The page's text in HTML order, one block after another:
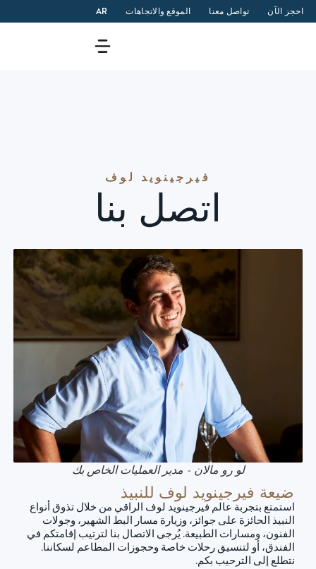
احجز الآن تواصل معنا الموقع والاتجاهات AR
فيرجينويد لوف
اتصل بنا
لو رو مالان - مدير العمليات الخاص بك
ضيعة فيرجينويد لوف للنبيذ
استمتع بتجربة عالم فيرجينويد لوف الراقي من خلال تذوق أنواع
النبيذ الحائزة على جوائز، وزيارة مسار البط الشهير، وجولات
الفنون، ومسارات الطبيعة. يُرجى الاتصال بنا لترتيب إقامتكم في
الفندق، أو لتنسيق رحلات خاصة وحجوزات المطاعم لسكاننا.
نتطلع إلى الترحيب بكم.